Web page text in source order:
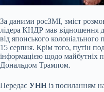
За даними росЗМІ, зміст
лідера КНДР мав відношення
від японського колоніального
15 серпня. Крім того, путін
інформацією щодо майбутніх
Дональдом Трампом.
Передає УНН із посиланням